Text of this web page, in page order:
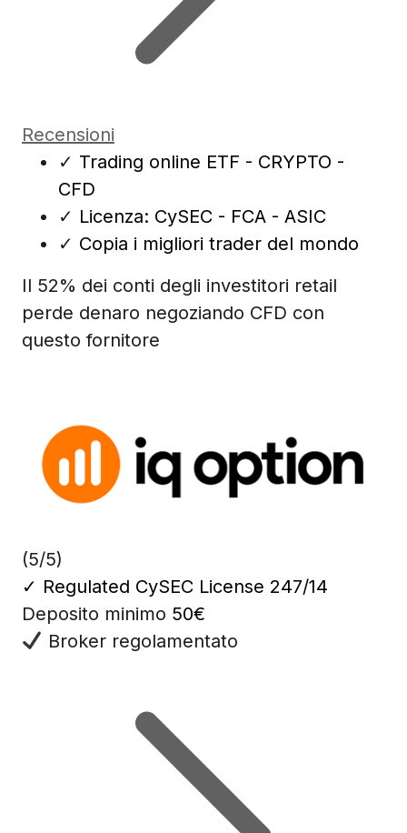
Recensioni
✓ Trading online ETF - CRYPTO -
CFD
✓ Licenza: CySEC - FCA - ASIC
✓ Copia i migliori trader del mondo
Il 52% dei conti degli investitori retail
perde denaro negoziando CFD con
questo fornitore
(5/5)
✓ Regulated CySEC License 247/14
Deposito minimo 50€
Broker regolamentato